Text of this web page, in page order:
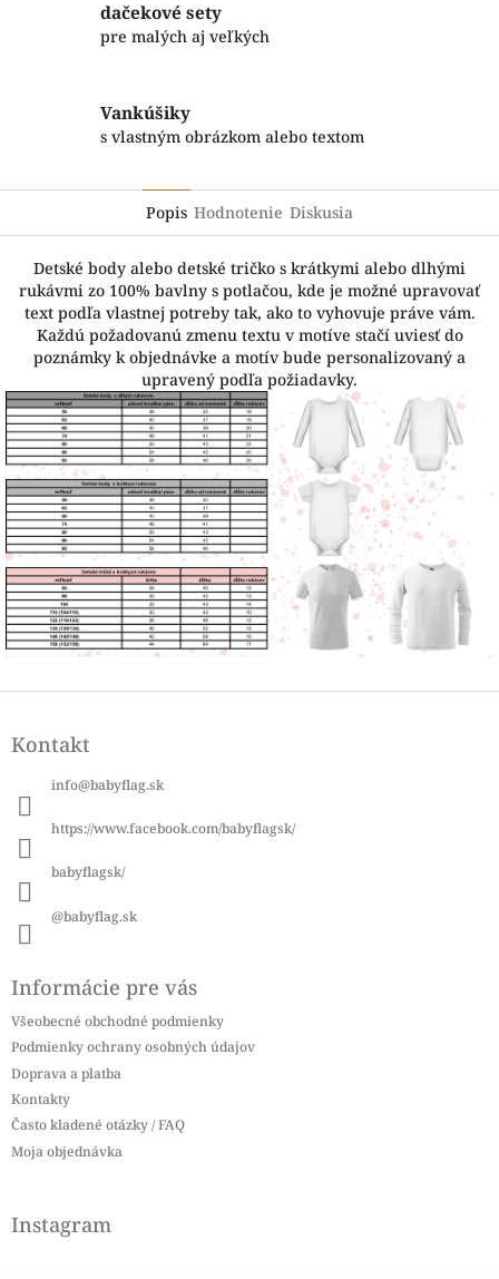
dačekové sety
pre malých aj veľkých
Vankúšiky
s vlastným obrázkom alebo textom
Popis Hodnotenie Diskusia
Detské body alebo detské tričko s krátkymi alebo dlhými
rukávmi zo 100% bavlny s potlačou, kde je možné upravovať
text podľa vlastnej potreby tak, ako to vyhovuje práve vám.
Každú požadovanú zmenu textu v motíve stačí uviesť do
poznámky k objednávke a motív bude personalizovaný a
upravený podľa požiadavky.
Z
pKontakt
info@babyflag.sk
https://www.facebook.com/babyflagsk/
babyflagsk/
@babyflag.sk
Informácie pre vás
Všeobecné obchodné podmienky
Podmienky ochrany osobných údajov
Doprava a platba
Kontakty
Často kladené otázky / FAQ
Moja objednávka
Instagram